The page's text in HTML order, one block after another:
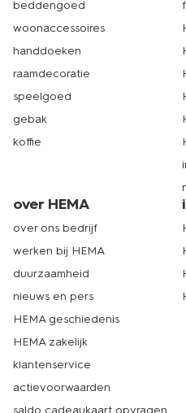
beddengoed
woonaccessoires
handdoeken
raamdecoratie
speelgoed
gebak
koffie
over HEMA
over ons bedrijf
werken bij HEMA
duurzaamheid
nieuws en pers
HEMA geschiedenis
HEMA zakelijk
klantenservice
actievoorwaarden